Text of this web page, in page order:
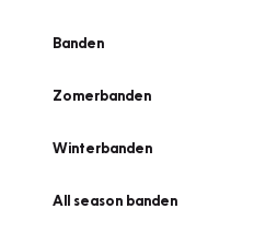
Banden
Zomerbanden
Winterbanden
All season banden